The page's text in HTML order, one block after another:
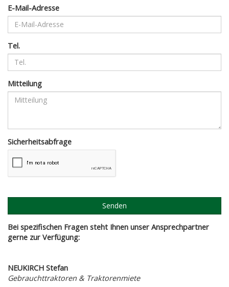
E-Mail-Adresse
Tel.
Mitteilung
Sicherheitsabfrage
Senden
Bei spezifischen Fragen steht Ihnen unser Ansprechpartner
gerne zur Verfügung:
NEUKIRCH Stefan
Gebrauchttraktoren & Traktorenmiete